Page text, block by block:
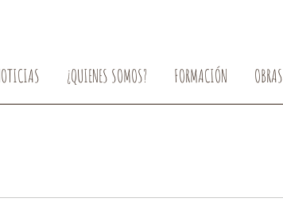
¿QUIENES SOMOS? FORMACIÓN OBRAS